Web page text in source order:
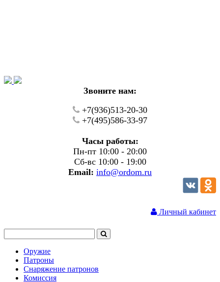
Звоните нам:
+7(936)513-20-30
+7(495)586-33-97
Часы работы:
Пн-пт 10:00 - 20:00
Сб-вс 10:00 - 19:00
Email: info@ordom.ru
Личный кабинет
Оружие
Патроны
Снаряжение патронов
Комиссия